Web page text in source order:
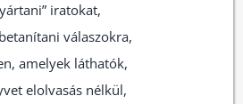
iratokat,
válaszokra,
amelyek láthatók,
elolvasás nélkül,